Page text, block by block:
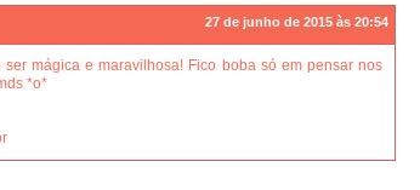
27 de junho de 2015 às 20:54
mágica e maravilhosa! Fico boba só em pensar nos
*o*